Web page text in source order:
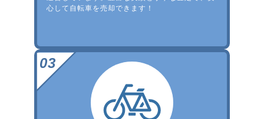
心して自転車を売却できます！